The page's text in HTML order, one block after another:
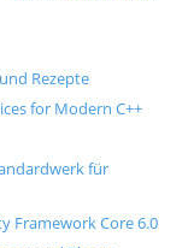
Rezepte
for Modern C++
für
Framework Core 6.0